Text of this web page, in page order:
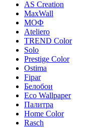
AS Creation
MaxWall
МОФ
Ateliero
TREND Color
Solo
Prestige Color
Ostima
Fipar
Белобои
Eco Wallpaper
Палитра
Home Color
Rasch